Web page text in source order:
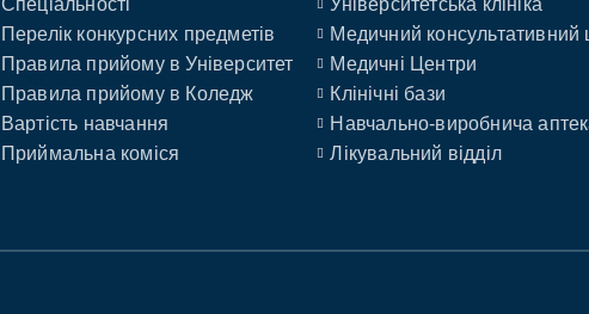
Спеціальності
Перелік конкурсних предметів
Правила прийому в Університет
Правила прийому в Коледж
Вартість навчання
Приймальна коміся
Університетська клініка
Медичний консультативний
Медичні Центри
Клінічні бази
Навчально-виробнича
Лікувальний відділ